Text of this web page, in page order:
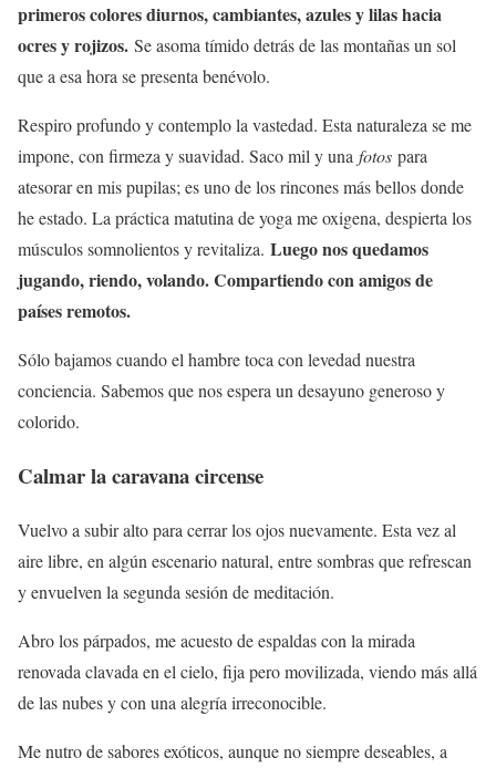
primeros colores diurnos, cambiantes, azules y lilas hacia
ocres y rojizos. Se asoma tímido detrás de las montañas un sol
que a esa hora se presenta benévolo.
Respiro profundo y contemplo la vastedad. Esta naturaleza se me
impone, con firmeza y suavidad. Saco mil y una fotos para
atesorar en mis pupilas; es uno de los rincones más bellos donde
he estado. La práctica matutina de yoga me oxigena, despierta los
músculos somnolientos y revitaliza. Luego nos quedamos
jugando, riendo, volando. Compartiendo con amigos de
países remotos.
Sólo bajamos cuando el hambre toca con levedad nuestra
conciencia. Sabemos que nos espera un desayuno generoso y
colorido.
Calmar la caravana circense
Vuelvo a subir alto para cerrar los ojos nuevamente. Esta vez al
aire libre, en algún escenario natural, entre sombras que refrescan
y envuelven la segunda sesión de meditación.
Abro los párpados, me acuesto de espaldas con la mirada
renovada clavada en el cielo, fija pero movilizada, viendo más allá
de las nubes y con una alegría irreconocible.
Me nutro de sabores exóticos, aunque no siempre deseables, a